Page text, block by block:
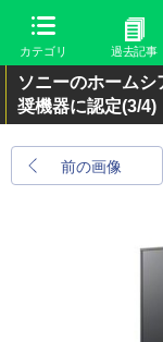
カテゴリ 過去記事
ソニーのホーム
奨機器に認定(3/4)
前の画像